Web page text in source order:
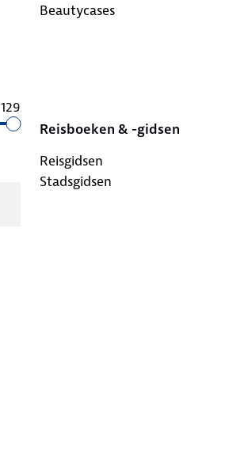
129
Beautycases
Reisboeken & -gidsen
Reisgidsen
Stadsgidsen